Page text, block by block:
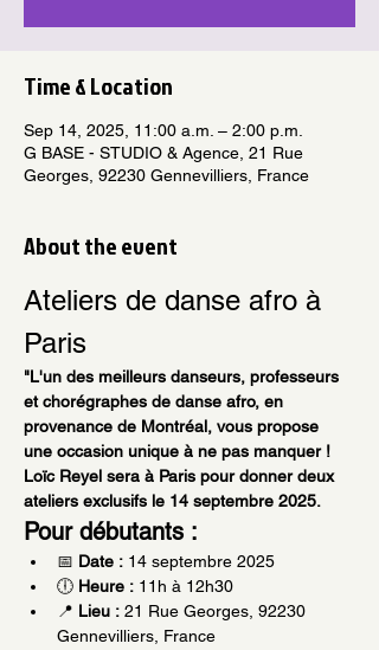
Time & Location
Sep 14, 2025, 11:00 a.m. – 2:00 p.m.
G BASE - STUDIO & Agence, 21 Rue
Georges, 92230 Gennevilliers, France
About the event
Ateliers de danse afro à
Paris
"L'un des meilleurs danseurs, professeurs
et chorégraphes de danse afro, en
provenance de Montréal, vous propose
une occasion unique à ne pas manquer !
Loïc Reyel sera à Paris pour donner deux
ateliers exclusifs le 14 septembre 2025.
Pour débutants :
📅 Date : 14 septembre 2025
🕕 Heure : 11h à 12h30
📍 Lieu : 21 Rue Georges, 92230
Gennevilliers, France